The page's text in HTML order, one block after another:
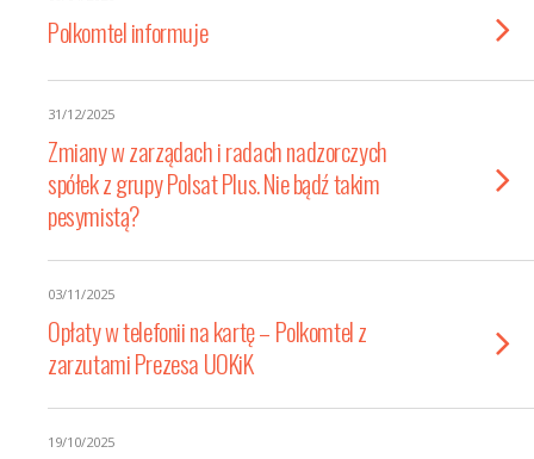
Polkomtel informuje
31/12/2025
Zmiany w zarządach i radach nadzorczych
spółek z grupy Polsat Plus. Nie bądź takim
pesymistą?
03/11/2025
Opłaty w telefonii na kartę – Polkomtel z
zarzutami Prezesa UOKiK
19/10/2025